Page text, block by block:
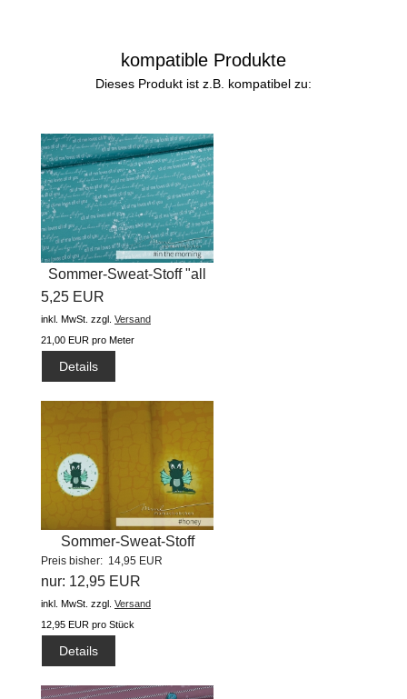
kompatible Produkte
Dieses Produkt ist z.B. kompatibel zu:
Sommer-Sweat-Stoff "all
5,25 EUR
inkl. MwSt. zzgl. Versand
21,00 EUR pro Meter
Details
Sommer-Sweat-Stoff
"Arvetti...
Preis bisher: 14,95 EUR
nur: 12,95 EUR
inkl. MwSt. zzgl. Versand
12,95 EUR pro Stück
Details